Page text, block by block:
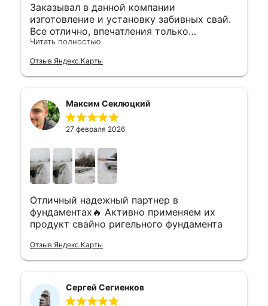
Заказывал в данной компании
изготовление и установку забивных свай.
Все отлично, впечатления только
положительные. Цена адекватная, никаких
четыре часа. Ребята работают быстро и
качественно. Рекомендую.
Читать полностью
Отзыв Яндекс.Карты
Максим Секлюцкий
27 февраля 2026
Отличный надежный партнер в
фундаментах🔥 Активно применяем их
продукт свайно ригельного фундамента
Отзыв Яндекс.Карты
Сергей Сегиенков